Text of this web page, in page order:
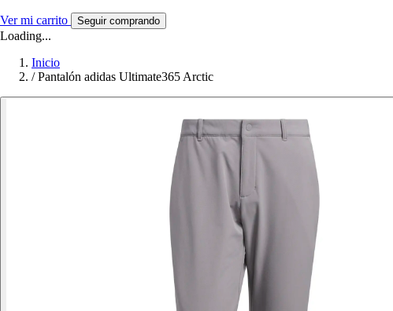
Ver mi carrito Seguir comprando
Loading...
Inicio
/ Pantalón adidas Ultimate365 Arctic